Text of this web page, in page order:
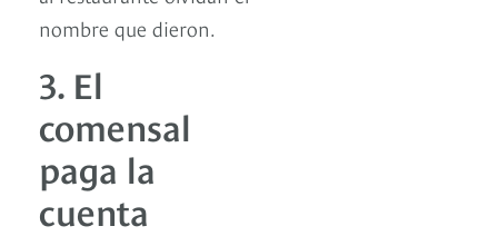
nombre que dieron.
3. El
comensal
paga la
cuenta